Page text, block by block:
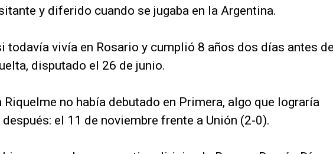
y diferido cuando se jugaba en la Argentina.
todavía vivía en Rosario y cumplió 8 años dos días antes
disputado el 26 de junio.
Riquelme no había debutado en Primera, algo que lograría
el 11 de noviembre frente a Unión (2-0).